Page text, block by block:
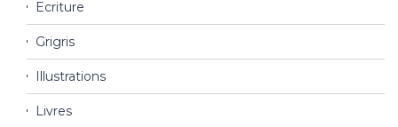
Ecriture
Grigris
Illustrations
Livres